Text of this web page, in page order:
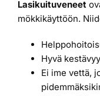
Lasikuituveneet
mökkikäyttöön.
Hyvä
Ei ime vettä,